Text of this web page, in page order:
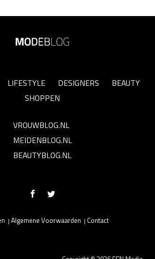
LIFESTYLE DESIGNERS
BEAUTY
SHOPPEN
VROUWBLOG.NL
MEIDENBLOG.NL
BEAUTYBLOG.NL
Algemene Voorwaarden Contact